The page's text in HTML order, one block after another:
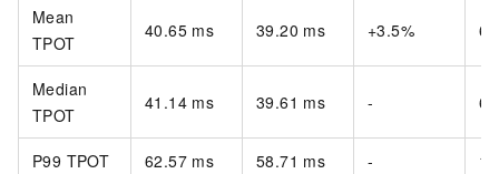
Mean
TPOT
40.65 ms 39.20 ms +3.5%
Median
TPOT
41.14 ms 39.61 ms -
P99 TPOT 62.57 ms 58.71 ms -